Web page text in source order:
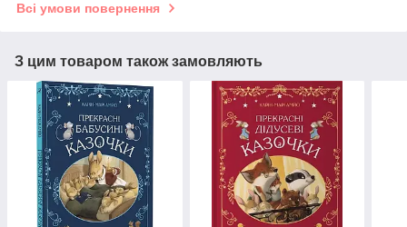
Всі умови повернення
З цим товаром також замовляють